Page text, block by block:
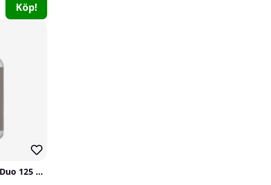
Köp!
Vitaprana Magnesium Duo 125 mg, 100 caps